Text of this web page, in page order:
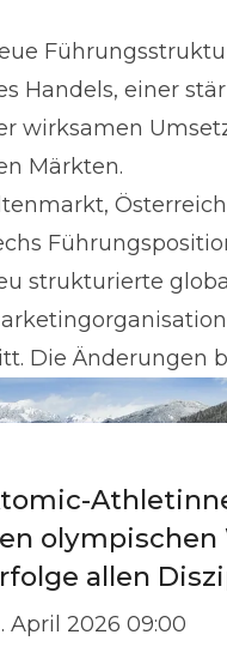
Handels, einer
wirksamen
Märkten.
strukturierte
Die Änderungen
allen
April 2026 09:00